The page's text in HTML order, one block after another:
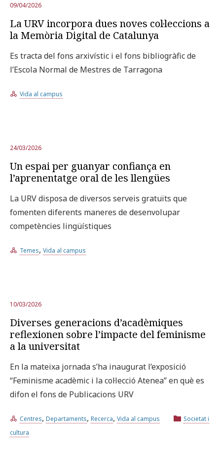
09/04/2026
La URV incorpora dues noves col·leccions a
la Memòria Digital de Catalunya
Es tracta del fons arxivístic i el fons bibliogràfic de
l’Escola Normal de Mestres de Tarragona
Vida al campus
24/03/2026
Un espai per guanyar confiança en
l’aprenentatge oral de les llengües
La URV disposa de diversos serveis gratuïts que
fomenten diferents maneres de desenvolupar
competències lingüístiques
Temes, Vida al campus
10/03/2026
Diverses generacions d’acadèmiques
reflexionen sobre l’impacte del feminisme
a la universitat
En la mateixa jornada s’ha inaugurat l’exposició
“Feminisme acadèmic i la col·lecció Atenea” en què es
difon el fons de Publicacions URV
Centres, Departaments, Recerca, Vida al campus
Societat i
cultura